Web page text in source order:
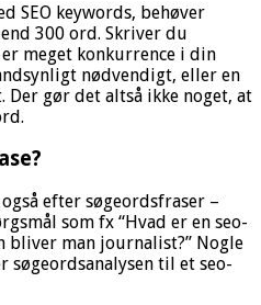
SEO keywords, behøver
300 ord. Skriver du
meget konkurrence i din
nødvendigt, eller en
gør det altså ikke noget, at
efter søgeordsfraser –
som fx “Hvad er en seo-
bliver man journalist?” Nogle
til et seo-